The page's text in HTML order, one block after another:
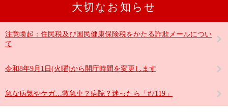
大切なお知らせ
注意喚起：住民税及び国民健康保険税をかたる詐欺メールについ
て
令和8年9月1日(火曜)から開庁時間を変更します
急な病気やケガ…救急車？病院？迷ったら「#7119」